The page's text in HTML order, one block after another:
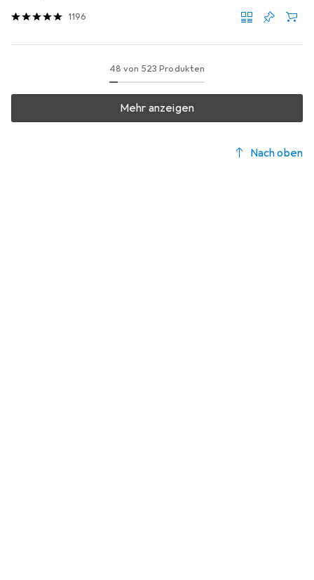
1196
48 von 523 Produkten
Mehr anzeigen
Nach oben